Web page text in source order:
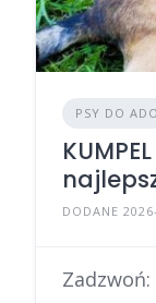
PSY DO
DODANE
Zadzwoń: